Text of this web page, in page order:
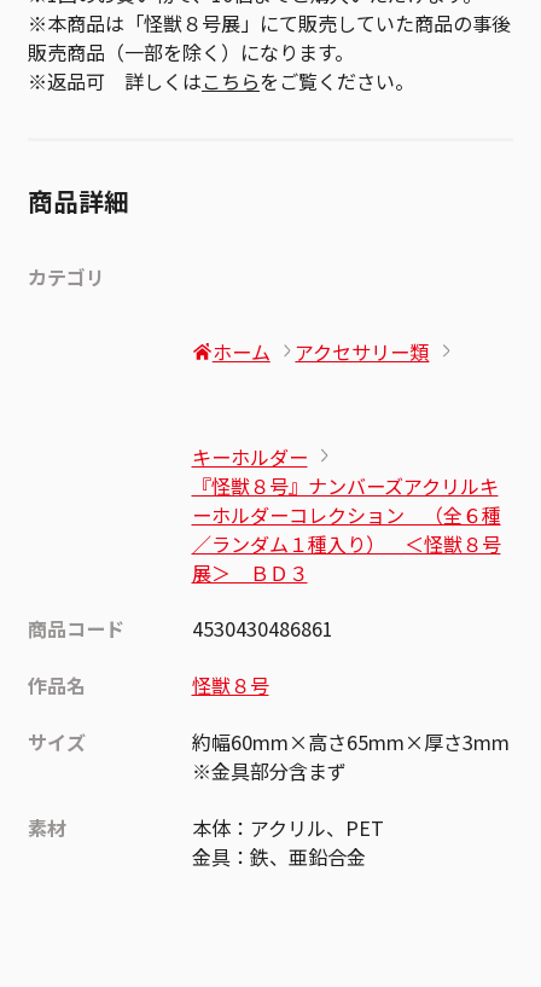
※本商品は「怪獣８号展」にて販売していた商品の事後
販売商品（一部を除く）になります。
※返品可 詳しくはこちらをご覧ください。
商品詳細
カテゴリ
ホーム アクセサリー類
キーホルダー
『怪獣８号』ナンバーズアクリルキ
ーホルダーコレクション （全６種
／ランダム１種入り） ＜怪獣８号
展＞ ＢＤ３
商品コード
4530430486861
作品名
怪獣８号
サイズ
約幅60mm×高さ65mm×厚さ3mm
※金具部分含まず
素材
本体：アクリル、PET
金具：鉄、亜鉛合金